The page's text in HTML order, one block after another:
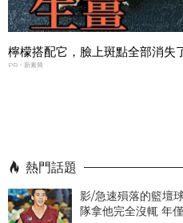
檸檬搭配它，臉上斑點全部消失
PR・新素簡
熱門話題
影/急速殞落的籃壇
隊拿他完全沒輒 年